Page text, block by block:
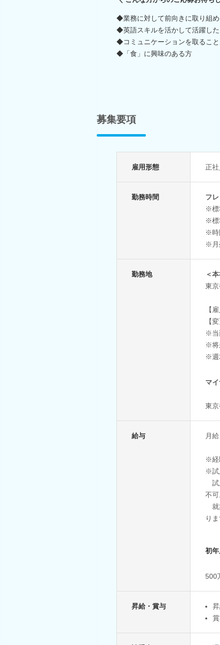
◆業務に対して前向きに取り組
◆英語スキルを活かして活躍し
◆コミュニケーションを取るこ
◆「食」に興味のある方
募集要項
雇用形態 正
勤務時間
フ
※標
※標
※時
※月
勤務地
＜
東
【
【
※当
※将
※週
マ
東
給与 月
※経
※試
試
不
就
り
初
500
昇給・賞与